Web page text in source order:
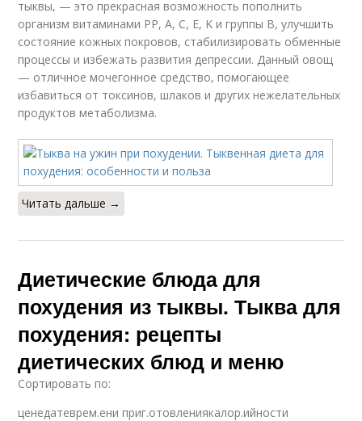
тыквы, — это прекрасная возможность пополнить
организм витаминами РР, А, С, Е, K и группы B, улучшить
состояние кожных покровов, стабилизировать обменные
процессы и избежать развития депрессии. Данный овощ
— отличное мочегонное средство, помогающее
избавиться от токсинов, шлаков и других нежелательных
продуктов метаболизма.
Читать дальше →
Диетические блюда для
похудения из тыквы. Тыква для
похудения: рецепты
диетических блюд и меню
Сортировать по:
ценедатеврем.ени приг.отовлениякалор.ийности